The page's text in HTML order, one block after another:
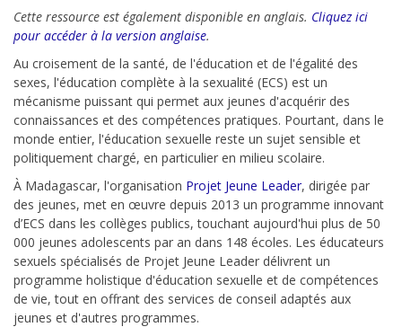
Cette ressource est également disponible en anglais. Cliquez ici
pour accéder à la version anglaise.
Au croisement de la santé, de l'éducation et de l'égalité des
sexes, l'éducation complète à la sexualité (ECS) est un
mécanisme puissant qui permet aux jeunes d'acquérir des
connaissances et des compétences pratiques. Pourtant, dans le
monde entier, l'éducation sexuelle reste un sujet sensible et
politiquement chargé, en particulier en milieu scolaire.
À Madagascar, l'organisation Projet Jeune Leader, dirigée par
des jeunes, met en œuvre depuis 2013 un programme innovant
d’ECS dans les collèges publics, touchant aujourd'hui plus de 50
000 jeunes adolescents par an dans 148 écoles. Les éducateurs
sexuels spécialisés de Projet Jeune Leader délivrent un
programme holistique d'éducation sexuelle et de compétences
de vie, tout en offrant des services de conseil adaptés aux
jeunes et d'autres programmes.